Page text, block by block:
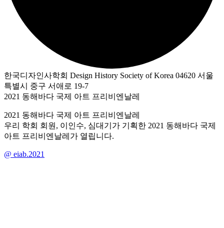
한국디자인사학회 Design History Society of Korea 04620 서울
특별시 중구 서애로 19-7
2021 동해바다 국제 아트 프리비엔날레
2021 동해바다 국제 아트 프리비엔날레
우리 학회 회원, 이인수, 심대기가 기획한 2021 동해바다 국제
아트 프리비엔날레가 열립니다.
@ eiab.2021